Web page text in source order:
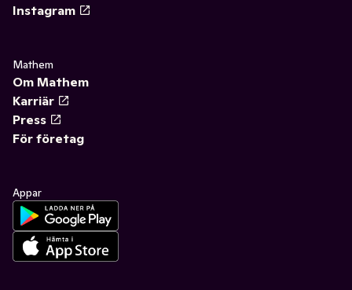
Instagram
Mathem
Om Mathem
Karriär
Press
För företag
Appar